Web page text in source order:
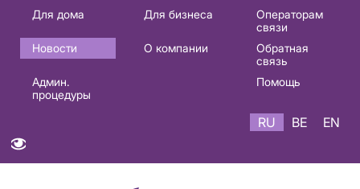
Основная
навигация
RU
Для дома Для бизнеса
Операторам
связи
Новости
О компании
Обратная
связь
Админ.
процедуры
Помощь
RU BE EN